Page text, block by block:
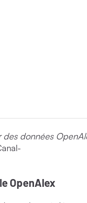
données
OpenAlex